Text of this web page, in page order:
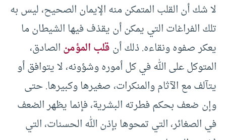
لا شك أن القلب المتمكن منه الإيمان الصحيح، ليس به
تلك الفراغات التي يمكن أن يقذف فيها الشيطان ما
يعكر صفوه ونقاءه. ذلك أنقلب المؤمنالصادق،
المتوكل على الله في كل أموره وشؤونه، لا يتوافق أو
يتآلف مع الآثام والمنكرات، صغيرها وكبيرها. حتى
وإن ضعف بحكم فطرته البشرية، فإنما يظهر الضعف
في الصغائر، التي تمحوها بإذن الله الحسنات، التي